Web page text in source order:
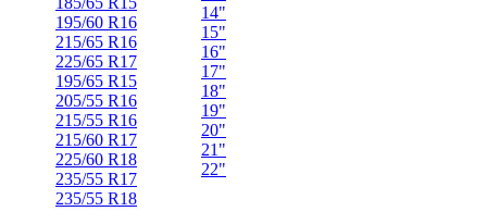
195/60 R16
215/65 R16
225/65 R17
195/65 R15
205/55 R16
215/55 R16
215/60 R17
225/60 R18
235/55 R17
235/55 R18
14"
15"
16"
17"
18"
19"
20"
21"
22"